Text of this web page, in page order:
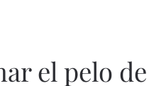
el pelo de